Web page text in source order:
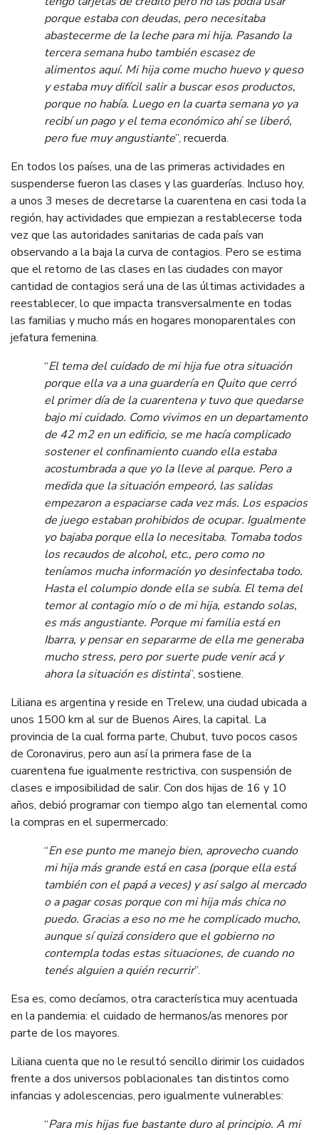
porque estaba con deudas, pero necesitaba
abastecerme de la leche para mi hija. Pasando la
tercera semana hubo también escasez de
alimentos aquí. Mi hija come mucho huevo y queso
y estaba muy difícil salir a buscar esos productos,
porque no había. Luego en la cuarta semana yo ya
recibí un pago y el tema económico ahí se liberó,
pero fue muy angustiante”, recuerda.
En todos los países, una de las primeras actividades en
suspenderse fueron las clases y las guarderías. Incluso hoy,
a unos 3 meses de decretarse la cuarentena en casi toda la
región, hay actividades que empiezan a restablecerse toda
vez que las autoridades sanitarias de cada país van
observando a la baja la curva de contagios. Pero se estima
que el retorno de las clases en las ciudades con mayor
cantidad de contagios será una de las últimas actividades a
reestablecer, lo que impacta transversalmente en todas
las familias y mucho más en hogares monoparentales con
jefatura femenina.
“El tema del cuidado de mi hija fue otra situación
porque ella va a una guardería en Quito que cerró
el primer día de la cuarentena y tuvo que quedarse
bajo mi cuidado. Como vivimos en un departamento
de 42 m2 en un edificio, se me hacía complicado
sostener el confinamiento cuando ella estaba
acostumbrada a que yo la lleve al parque. Pero a
medida que la situación empeoró, las salidas
empezaron a espaciarse cada vez más. Los espacios
de juego estaban prohibidos de ocupar. Igualmente
yo bajaba porque ella lo necesitaba. Tomaba todos
los recaudos de alcohol, etc., pero como no
teníamos mucha información yo desinfectaba todo.
Hasta el columpio donde ella se subía. El tema del
temor al contagio mío o de mi hija, estando solas,
es más angustiante. Porque mi familia está en
Ibarra, y pensar en separarme de ella me generaba
mucho stress, pero por suerte pude venir acá y
ahora la situación es distinta”, sostiene.
Liliana es argentina y reside en Trelew, una ciudad ubicada a
unos 1500 km al sur de Buenos Aires, la capital. La
provincia de la cual forma parte, Chubut, tuvo pocos casos
de Coronavirus, pero aun así la primera fase de la
cuarentena fue igualmente restrictiva, con suspensión de
clases e imposibilidad de salir. Con dos hijas de 16 y 10
años, debió programar con tiempo algo tan elemental como
la compras en el supermercado:
“En ese punto me manejo bien, aprovecho cuando
mi hija más grande está en casa (porque ella está
también con el papá a veces) y así salgo al mercado
o a pagar cosas porque con mi hija más chica no
puedo. Gracias a eso no me he complicado mucho,
aunque sí quizá considero que el gobierno no
contempla todas estas situaciones, de cuando no
tenés alguien a quién recurrir”.
Esa es, como decíamos, otra característica muy acentuada
en la pandemia: el cuidado de hermanos/as menores por
parte de los mayores.
Liliana cuenta que no le resultó sencillo dirimir los cuidados
frente a dos universos poblacionales tan distintos como
infancias y adolescencias, pero igualmente vulnerables:
“Para mis hijas fue bastante duro al principio. A mi